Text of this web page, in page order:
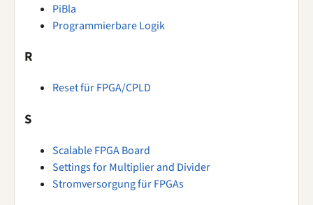
PiBla
Programmierbare Logik
R
Reset für FPGA/CPLD
S
Scalable FPGA Board
Settings for Multiplier and Divider
Stromversorgung für FPGAs